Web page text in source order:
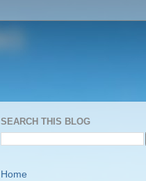
SEARCH THIS BLOG
Home